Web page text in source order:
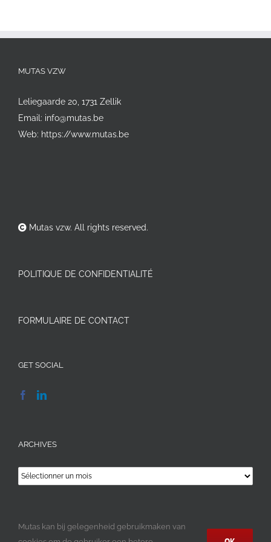
MUTAS VZW
Leliegaarde 20, 1731 Zellik
Email: info@mutas.be
Web: https://www.mutas.be
Mutas vzw. All rights reserved.
POLITIQUE DE CONFIDENTIALITÉ
FORMULAIRE DE CONTACT
GET SOCIAL
ARCHIVES
Archives
Mutas kan bij gelegenheid gebruikmaken van